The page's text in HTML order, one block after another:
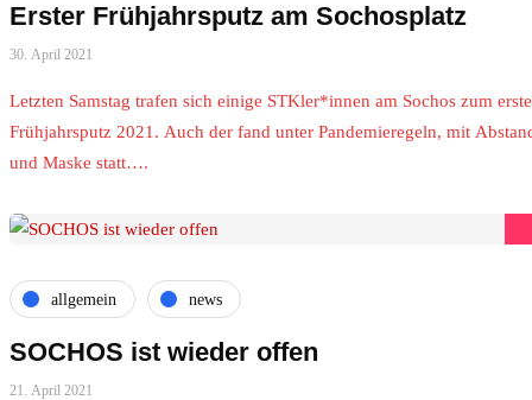
Erster Frühjahrsputz am Sochosplatz
30. April 2021
Letzten Samstag trafen sich einige STKler*innen am Sochos zum
Frühjahrsputz 2021. Auch der fand unter Pandemieregeln, mit
und Maske statt….
allgemein news
SOCHOS ist wieder offen
21. April 2021